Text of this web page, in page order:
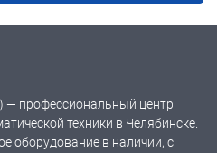
— профессиональный центр
техники в Челябинске.
оборудование в наличии, с